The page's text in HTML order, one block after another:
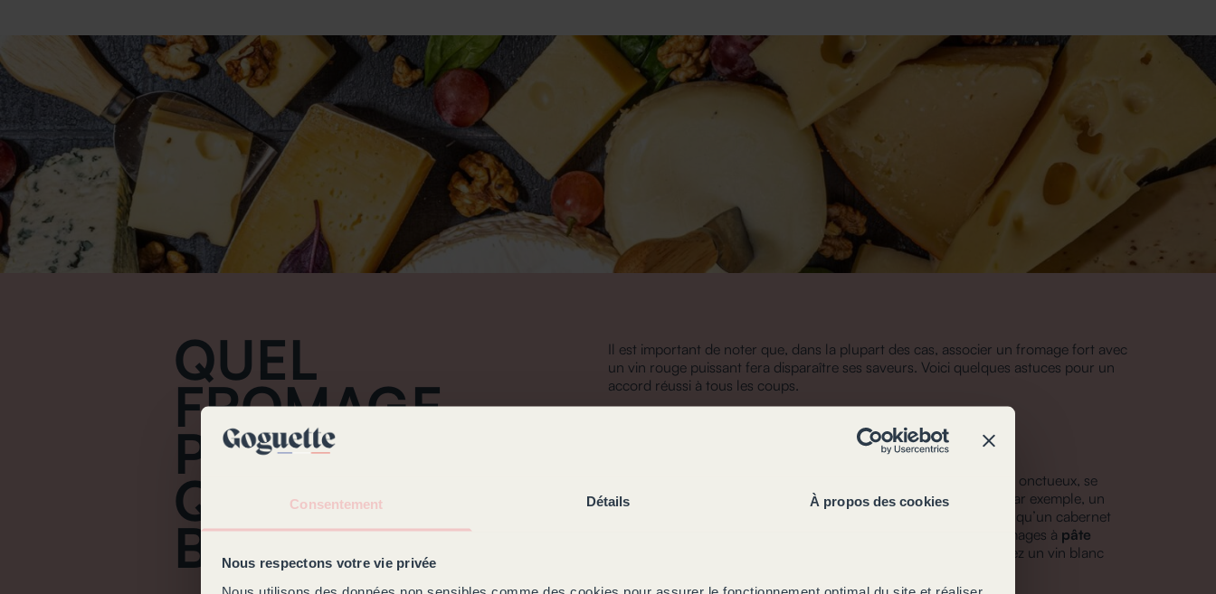
Consentement Détails À propos des cookies
Nous respectons votre vie privée
QUEL
FROMAGE
POUR
QUELLE
BOUTEILLE ?
Il est important de noter que, dans la plupart des cas, associer un fromage fort avec
un vin rouge puissant fera disparaître ses saveurs. Voici quelques astuces pour un
accord réussi à tous les coups.
Les fromages à pâte molle
souvent crémeux et onctueux, se
marient avec des vins qui ne dominent pas leur texture délicate. Par exemple, un
brie peut se déguster avec un vin rouge léger et peu tannique, tel qu’un cabernet
franc, un saint aubin ou un chardonnay d’Australie. Pour vos fromages à pâte
, comme le munster ou le maroilles, préférez un vin blanc